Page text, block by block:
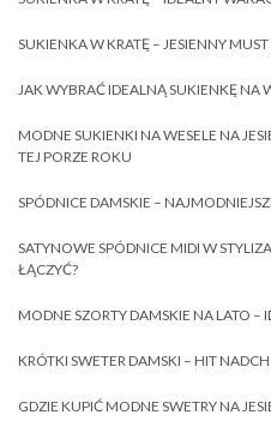
SUKIENKA W KRATĘ – JESIENNY MUST
JAK WYBRAĆ IDEALNĄ SUKIENKĘ NA
MODNE SUKIENKI NA WESELE NA
TEJ PORZE ROKU
SPÓDNICE DAMSKIE –
SATYNOWE SPÓDNICE MIDI W
ŁĄCZYĆ?
MODNE SZORTY DAMSKIE NA LATO –
KRÓTKI SWETER DAMSKI – HIT
GDZIE KUPIĆ MODNE SWETRY NA